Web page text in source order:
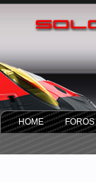
HOME FOROS